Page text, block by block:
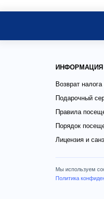
Возврат
Подарочный
Правила
Порядок
Лицензия и
Мы используем
Политика